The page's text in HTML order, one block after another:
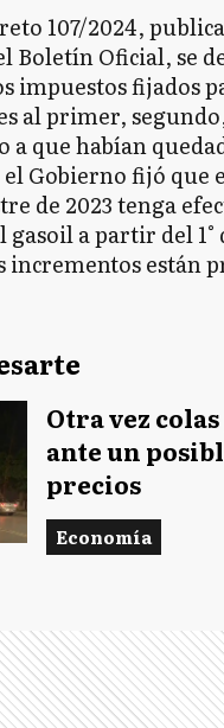
107/2024,
Boletín Oficial, se
impuestos fijados
al primer,
a que habían
el Gobierno fijó
de 2023 tenga
a partir del
están
Otra vez
ante un
precios
Economía